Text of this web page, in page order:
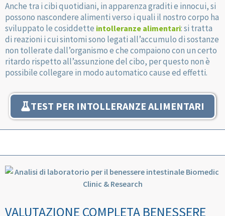
Anche tra i cibi quotidiani, in apparenza graditi e innocui, si
possono nascondere alimenti verso i quali il nostro corpo ha
sviluppato le cosiddette intolleranze alimentari: si tratta
di reazioni i cui sintomi sono legati all’accumulo di sostanze
non tollerate dall’organismo e che compaiono con un certo
ritardo rispetto all’assunzione del cibo, per questo non è
possibile collegare in modo automatico cause ed effetti.
TEST PER INTOLLERANZE ALIMENTARI
VALUTAZIONE COMPLETA BENESSERE